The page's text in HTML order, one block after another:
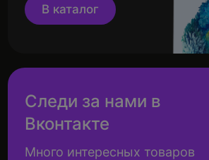
В каталог
Следи за нами в
Вконтакте
Много интересных товаров